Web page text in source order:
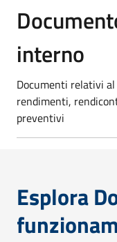
interno
Documenti relativi
rendimenti,
preventivi
Esplora